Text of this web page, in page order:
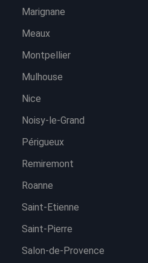
Marignane
Meaux
Montpellier
Mulhouse
Nice
Noisy-le-Grand
Périgueux
Remiremont
Roanne
Saint-Etienne
Saint-Pierre
Salon-de-Provence